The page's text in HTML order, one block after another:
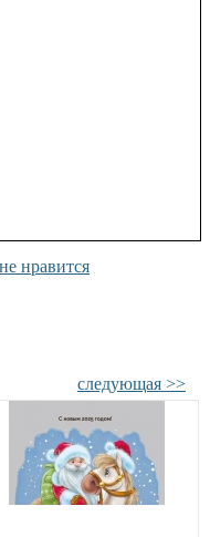
не нравится
следующая >>